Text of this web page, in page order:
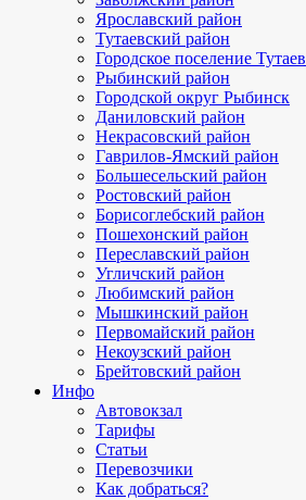
Ярославский район
Тутаевский район
Городское поселение Тутаев
Рыбинский район
Городской округ Рыбинск
Даниловский район
Некрасовский район
Гаврилов-Ямский район
Большесельский район
Ростовский район
Борисоглебский район
Пошехонский район
Переславский район
Угличский район
Любимский район
Мышкинский район
Первомайский район
Некоузский район
Брейтовский район
Инфо
Автовокзал
Тарифы
Статьи
Перевозчики
Как добраться?